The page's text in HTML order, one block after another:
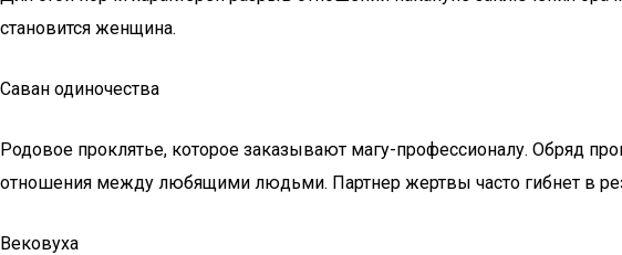
становится женщина.
Саван одиночества
Родовое проклятье, которое заказывают магу-профессионалу. Обряд
отношения между любящими людьми. Партнер жертвы часто гибнет в
Вековуха